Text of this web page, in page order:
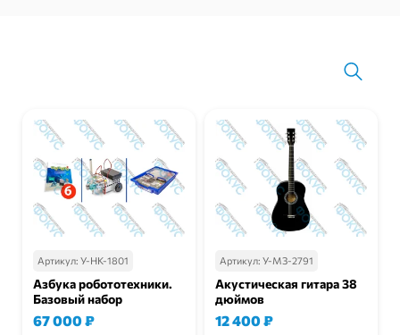
Артикул: У-НК-1801
Азбука робототехники.
Базовый набор
67 000₽
Артикул: У-МЗ-2791
Акустическая гитара 38
дюймов
12 400₽